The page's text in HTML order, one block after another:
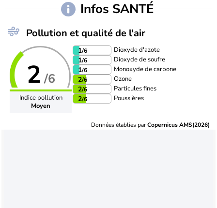
Infos SANTÉ
Pollution et qualité de l'air
2 /6
Indice pollution
Moyen
1/6 Dioxyde d'azote
1/6 Dioxyde de soufre
1/6 Monoxyde de carbone
2/6 Ozone
2/6 Particules fines
2/6 Poussières
Données établies parCopernicus AMS(2026)